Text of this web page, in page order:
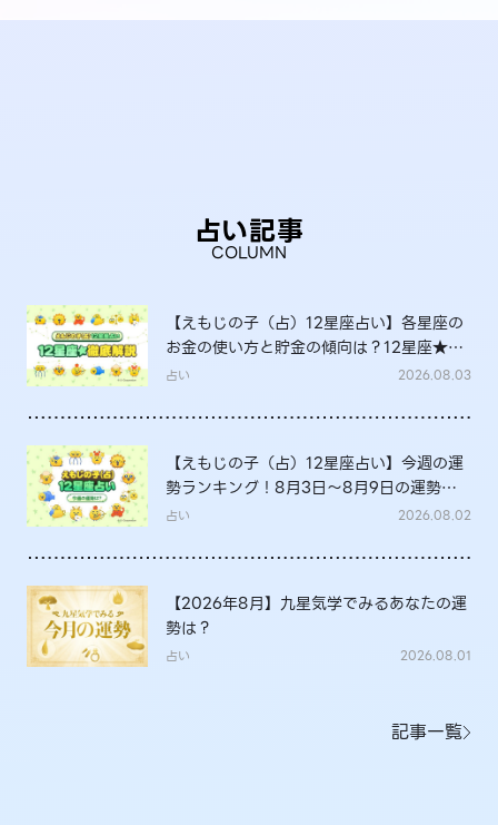
占い記事
COLUMN
【えもじの子（占）12星座占い】各星座の
お金の使い方と貯金の傾向は？12星座★徹
底解説
占い 2026.08.03
【えもじの子（占）12星座占い】今週の運
勢ランキング！8月3日～8月9日の運勢
は？
占い 2026.08.02
【2026年8月】九星気学でみるあなたの運
勢は？
占い 2026.08.01
記事一覧